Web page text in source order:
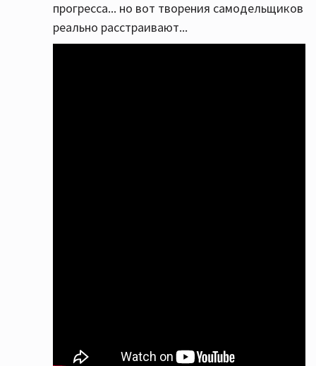
прогресса... но вот творения самодельщиков
реально расстраивают...